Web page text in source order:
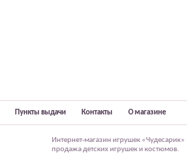
Пункты выдачи Контакты О магазине
Интернет-магазин игрушек
продажа детских игрушек и костюмов.